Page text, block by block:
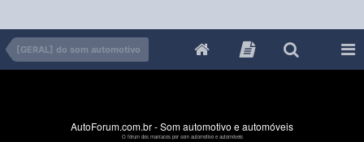
[GERAL] do som automotivo
AutoForum.com.br - Som automotivo e automóveis
O fórum dos maníacos por som automotivo e automóveis